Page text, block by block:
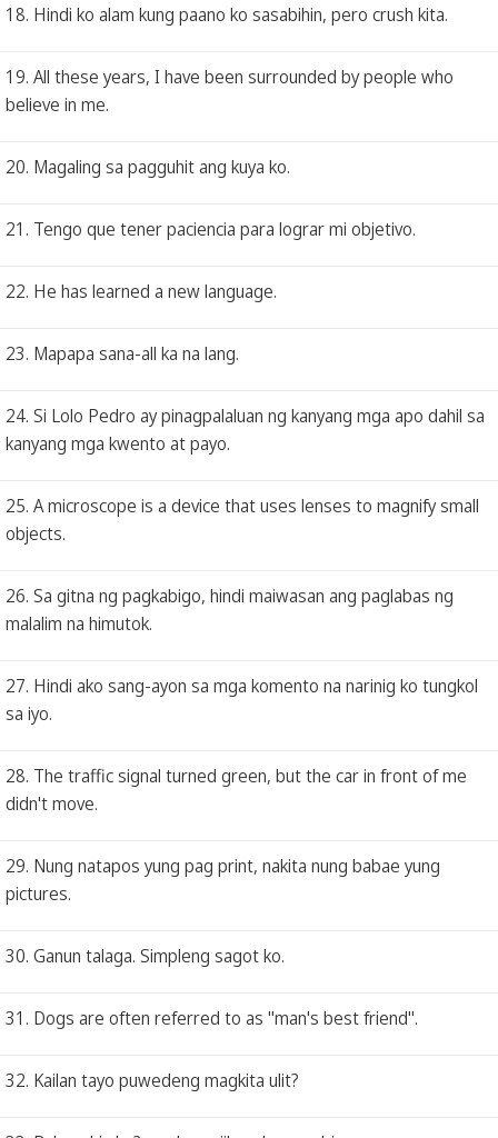
18. Hindi ko alam kung paano ko sasabihin, pero crush kita.
19. All these years, I have been surrounded by people who
believe in me.
20. Magaling sa pagguhit ang kuya ko.
21. Tengo que tener paciencia para lograr mi objetivo.
22. He has learned a new language.
23. Mapapa sana-all ka na lang.
24. Si Lolo Pedro ay pinagpalaluan ng kanyang mga apo dahil sa
kanyang mga kwento at payo.
25. A microscope is a device that uses lenses to magnify small
objects.
26. Sa gitna ng pagkabigo, hindi maiwasan ang paglabas ng
malalim na himutok.
27. Hindi ako sang-ayon sa mga komento na narinig ko tungkol
sa iyo.
28. The traffic signal turned green, but the car in front of me
didn't move.
29. Nung natapos yung pag print, nakita nung babae yung
pictures.
30. Ganun talaga. Simpleng sagot ko.
31. Dogs are often referred to as "man's best friend".
32. Kailan tayo puwedeng magkita ulit?